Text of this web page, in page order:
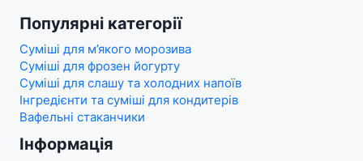
Популярні категорії
Суміші для м’якого морозива
Суміші для фрозен йогурту
Суміші для слашу та холодних напоїв
Інгредієнти та суміші для кондитерів
Вафельні стаканчики
Інформація